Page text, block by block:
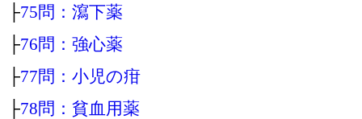
├75問：瀉下薬
├76問：強心薬
├77問：小児の疳
├78問：貧血用薬